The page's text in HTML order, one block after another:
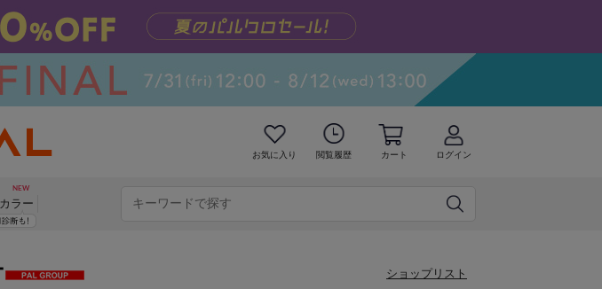
お気に入り 閲覧履歴 カート ログイン
カラー
ショップリスト